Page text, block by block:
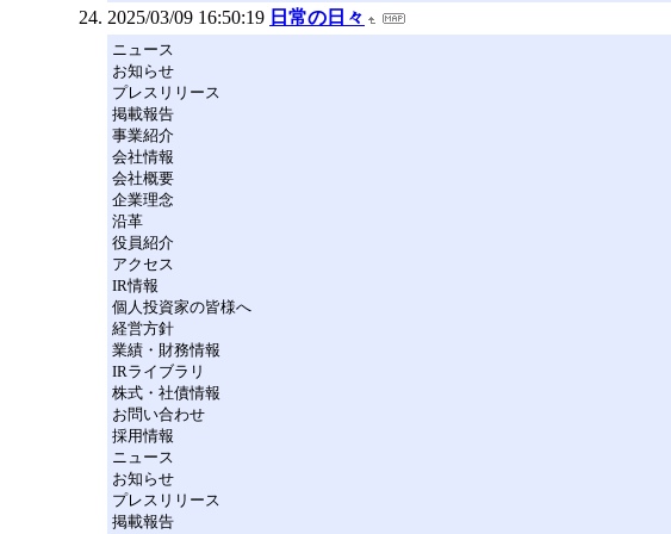
2025/03/09 16:50:19 日常の日々
ニュース
お知らせ
プレスリリース
掲載報告
事業紹介
会社情報
会社概要
企業理念
沿革
役員紹介
アクセス
IR情報
個人投資家の皆様へ
経営方針
業績・財務情報
IRライブラリ
株式・社債情報
お問い合わせ
採用情報
ニュース
お知らせ
プレスリリース
掲載報告